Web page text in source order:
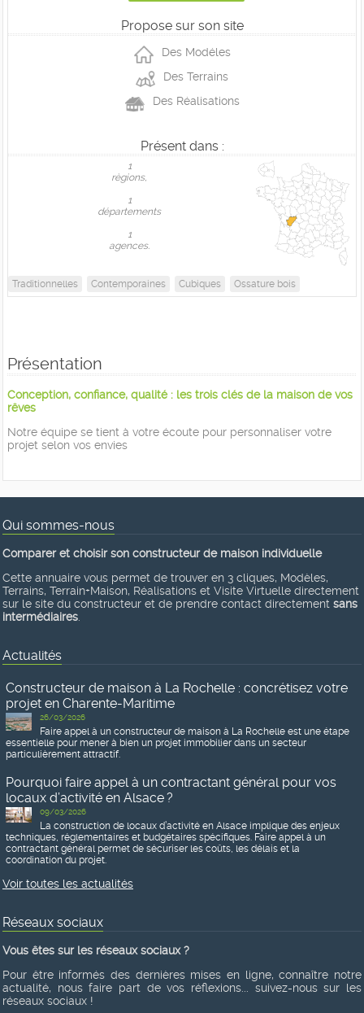
Propose sur son site
Des Modéles
Des Terrains
Des Réalisations
Présent dans :
1
règions,
1
départements
1
agences.
Traditionnelles Contemporaines Cubiques Ossature bois
Présentation
Conception, confiance, qualité : les trois clés de la maison de vos
rêves
Notre équipe se tient à votre écoute pour personnaliser votre
projet selon vos envies
Qui sommes-nous
Comparer et choisir son constructeur de maison individuelle
Cette annuaire vous permet de trouver en 3 cliques, Modèles,
Terrains, Terrain+Maison, Réalisations et Visite Virtuelle directement
sur le site du constructeur et de prendre contact directement sans
intermédiaires
Actualités
Constructeur de maison à La Rochelle : concrétisez votre
projet en Charente-Maritime
26/03/2026
Faire appel à un constructeur de maison à La Rochelle est une étape
essentielle pour mener à bien un projet immobilier dans un secteur
particulièrement attractif.
Pourquoi faire appel à un contractant général pour vos
locaux d’activité en Alsace ?
09/03/2026
La construction de locaux d’activité en Alsace implique des enjeux
techniques, réglementaires et budgétaires spécifiques. Faire appel à un
contractant général permet de sécuriser les coûts, les délais et la
coordination du projet.
Voir toutes les actualités
Réseaux sociaux
Vous êtes sur les réseaux sociaux ?
Pour être informés des dernières mises en ligne, connaître notre
actualité, nous faire part de vos réflexions... suivez-nous sur les
réseaux sociaux !